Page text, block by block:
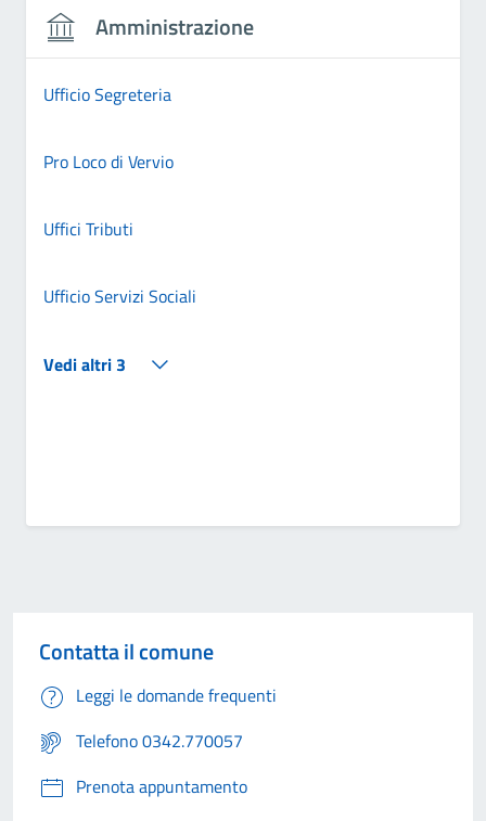
Amministrazione
Ufficio Segreteria
Pro Loco di Vervio
Uffici Tributi
Ufficio Servizi Sociali
Vedi altri 3
Contatta il comune
Leggi le domande frequenti
Telefono 0342.770057
Prenota appuntamento